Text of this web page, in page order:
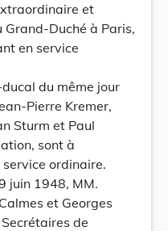
et
Duché à Paris,
en service
du même jour
Pierre Kremer,
Sturm et Paul
sont à
ordinaire.
juin 1948, MM.
et Georges
de